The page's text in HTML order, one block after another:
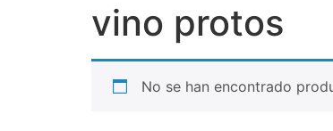
vino protos
No se han encontrado